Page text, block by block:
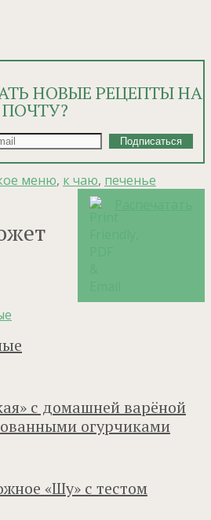
НОВЫЕ РЕЦЕПТЫ НА
ПОЧТУ?
меню, к чаю, печенье
с домашней варёной
огурчиками
«Шу» с тестом